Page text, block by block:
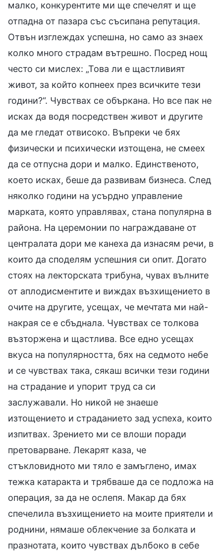
малко, конкурентите ми ще спечелят и ще
отпадна от пазара със съсипана репутация.
Отвън изглеждах успешна, но само аз знаех
колко много страдам вътрешно. Посред нощ
често си мислех: „Това ли е щастливият
живот, за който копнеех през всичките тези
години?“. Чувствах се объркана. Но все пак не
исках да водя посредствен живот и другите
да ме гледат отвисоко. Въпреки че бях
физически и психически изтощена, не смеех
да се отпусна дори и малко. Единственото,
което исках, беше да развивам бизнеса. След
няколко години на усърдно управление
марката, която управлявах, стана популярна в
района. На церемонии по награждаване от
централата дори ме канеха да изнасям речи, в
които да споделям успешния си опит. Догато
стоях на лекторската трибуна, чувах вълните
от аплодисментите и виждах възхищението в
очите на другите, усещах, че мечтата ми най-
накрая се е сбъднала. Чувствах се толкова
възторжена и щастлива. Все едно усещах
вкуса на популярността, бях на седмото небе
и се чувствах така, сякаш всички тези години
на страдание и упорит труд са си
заслужавали. Но никой не знаеше
изтощението и страданието зад успеха, които
изпитвах. Зрението ми се влоши поради
претоварване. Лекарят каза, че
стъкловидното ми тяло е замъглено, имах
тежка катаракта и трябваше да се подложа на
операция, за да не ослепя. Макар да бях
спечелила възхищението на моите приятели и
роднини, нямаше облекчение за болката и
празнотата, които чувствах дълбоко в себе